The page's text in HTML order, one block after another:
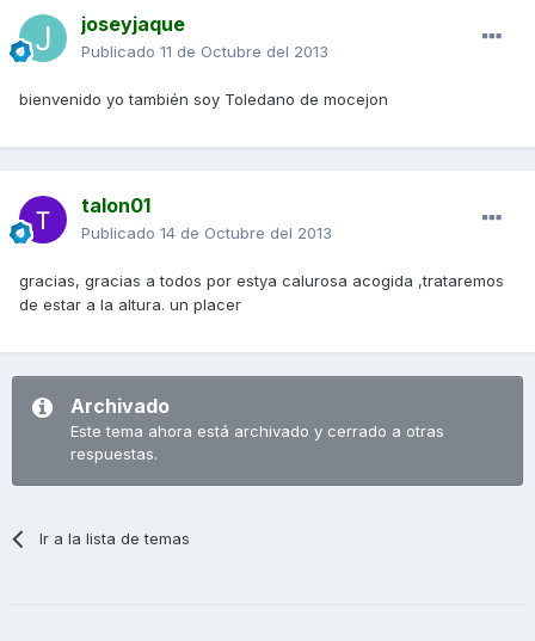
joseyjaque
Publicado 11 de Octubre del 2013
bienvenido yo también soy Toledano de mocejon
talon01
Publicado 14 de Octubre del 2013
gracias, gracias a todos por estya calurosa acogida ,trataremos
de estar a la altura. un placer
Archivado
Este tema ahora está archivado y cerrado a otras
respuestas.
Ir a la lista de temas